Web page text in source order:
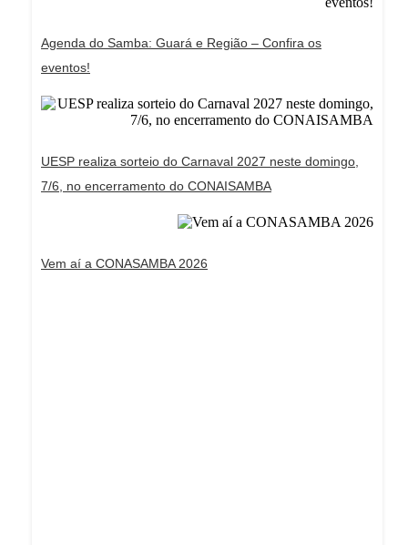
Agenda do Samba: Guará e Região – Confira os
eventos!
UESP realiza sorteio do Carnaval 2027 neste domingo,
7/6, no encerramento do CONAISAMBA
Vem aí a CONASAMBA 2026